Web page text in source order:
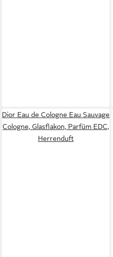
Dior Eau de Cologne Eau Sauvage
Cologne, Glasflakon, Parfüm EDC,
Herrenduft